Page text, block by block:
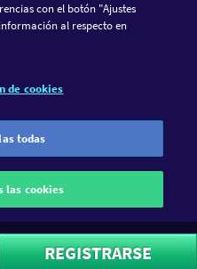
REGISTRARSE
El juego debería ser solo
solo puedes jugar con
La diversión debería ser
de tu actividad de juego.
de convertir Twists en una
con el botón "Ajustes
al respecto en
de cookies
todas
las cookies